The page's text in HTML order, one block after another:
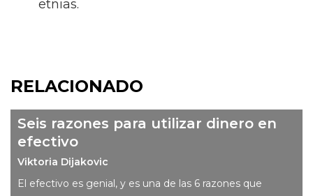
etnias.
RELACIONADO
Seis razones para utilizar dinero en
efectivo
Viktoria Dijakovic
El efectivo es genial, y es una de las 6 razones que